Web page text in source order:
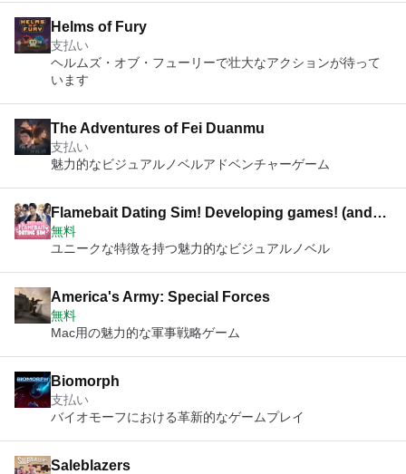
Helms of Fury
支払い
ヘルムズ・オブ・フューリーで壮大なアクションが待って
います
The Adventures of Fei Duanmu
支払い
魅力的なビジュアルノベルアドベンチャーゲーム
Flamebait Dating Sim! Developing games! (and
feelings?)
無料
ユニークな特徴を持つ魅力的なビジュアルノベル
America's Army: Special Forces
無料
Mac用の魅力的な軍事戦略ゲーム
Biomorph
支払い
バイオモーフにおける革新的なゲームプレイ
Saleblazers